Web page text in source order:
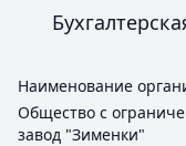
Наименование
Общество с
завод "Зименки"